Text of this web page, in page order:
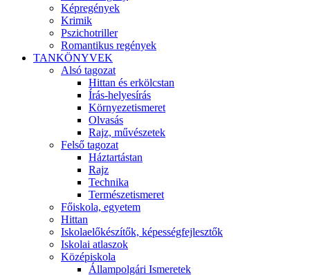
Képregények
Krimik
Pszichotriller
Romantikus regények
TANKÖNYVEK
Alsó tagozat
Hittan és erkölcstan
Írás-helyesírás
Környezetismeret
Olvasás
Rajz, művészetek
Felső tagozat
Háztartástan
Rajz
Technika
Természetismeret
Főiskola, egyetem
Hittan
Iskolaelőkészítők, képességfejlesztők
Iskolai atlaszok
Középiskola
Állampolgári Ismeretek